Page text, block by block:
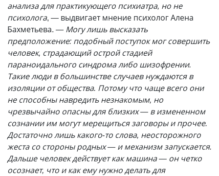
анализа для практикующего психиатра, но не
психолога, — выдвигает мнение психолог Алена
Бахметьева. — Могу лишь высказать
предположение: подобный поступок мог совершить
человек, страдающий острой стадией
параноидального синдрома либо шизофрении.
Такие люди в большинстве случаев нуждаются в
изоляции от общества. Потому что чаще всего они
не способны навредить незнакомым, но
чрезвычайно опасны для близких — в измененном
сознании им могут мерещиться заговоры и прочее.
Достаточно лишь какого-то слова, неосторожного
жеста со стороны родных — и механизм запускается.
Дальше человек действует как машина — он четко
осознает, что и как ему нужно делать для